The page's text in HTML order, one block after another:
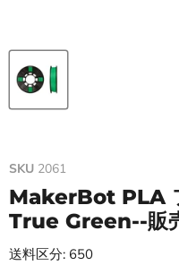
SKU 2061
MakerBot PLA
True Green--販
送料区分: 650